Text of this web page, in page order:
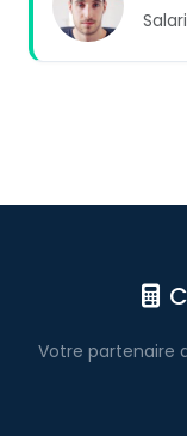
Votre partenaire